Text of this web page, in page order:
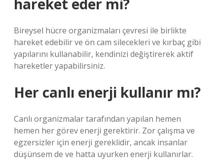
hareket eder mi?
Bireysel hücre organizmaları çevresi ile birlikte
hareket edebilir ve ön cam silecekleri ve kırbaç gibi
yapılarını kullanabilir, kendinizi değiştirerek aktif
hareketler yapabilirsiniz.
Her canlı enerji kullanır mı?
Canlı organizmalar tarafından yapılan hemen
hemen her görev enerji gerektirir. Zor çalışma ve
egzersizler için enerji gereklidir, ancak insanlar
düşünsem de ve hatta uyurken enerji kullanırlar.